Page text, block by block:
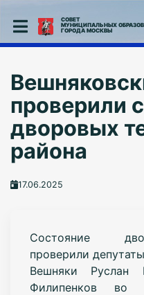
СОВЕТ
МУНИЦИПАЛЬНЫХ
ГОРОДА МОСКВЫ
проверили
дворовых
района
17.06.2025
Состояние
проверили
Вешняки Руслан
Филипенков во